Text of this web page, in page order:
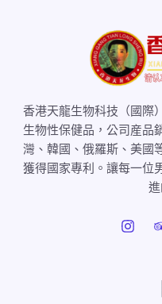
香港天龍生物科技（國際
生物性保健品，公司産品
灣、韓國、俄羅斯、美國
獲得國家專利。讓每一位
進